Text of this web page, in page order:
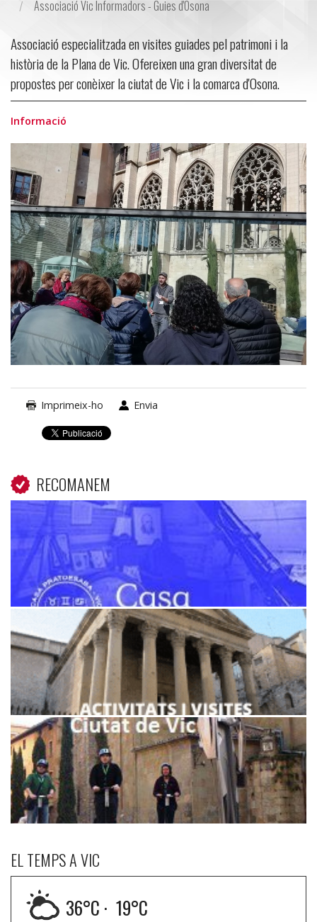
Associació Vic Informadors - Guies d'Osona
Associació especialitzada en visites guiades pel patrimoni i la
història de la Plana de Vic. Ofereixen una gran diversitat de
propostes per conèixer la ciutat de Vic i la comarca d'Osona.
Informació
Imprimeix-ho Envia
RECOMANEM
EL TEMPS A VIC
36°C · 19°C